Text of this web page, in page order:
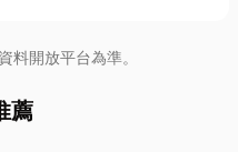
料開放平台為準。
薦